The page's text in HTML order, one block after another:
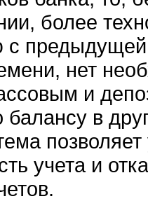
более
с
нет
и
балансу в
позволяет
учета и